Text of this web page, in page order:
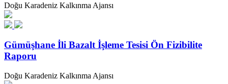
Doğu Karadeniz Kalkınma Ajansı
Gümüşhane İli Bazalt İşleme Tesisi Ön Fizibilite
Raporu
Doğu Karadeniz Kalkınma Ajansı